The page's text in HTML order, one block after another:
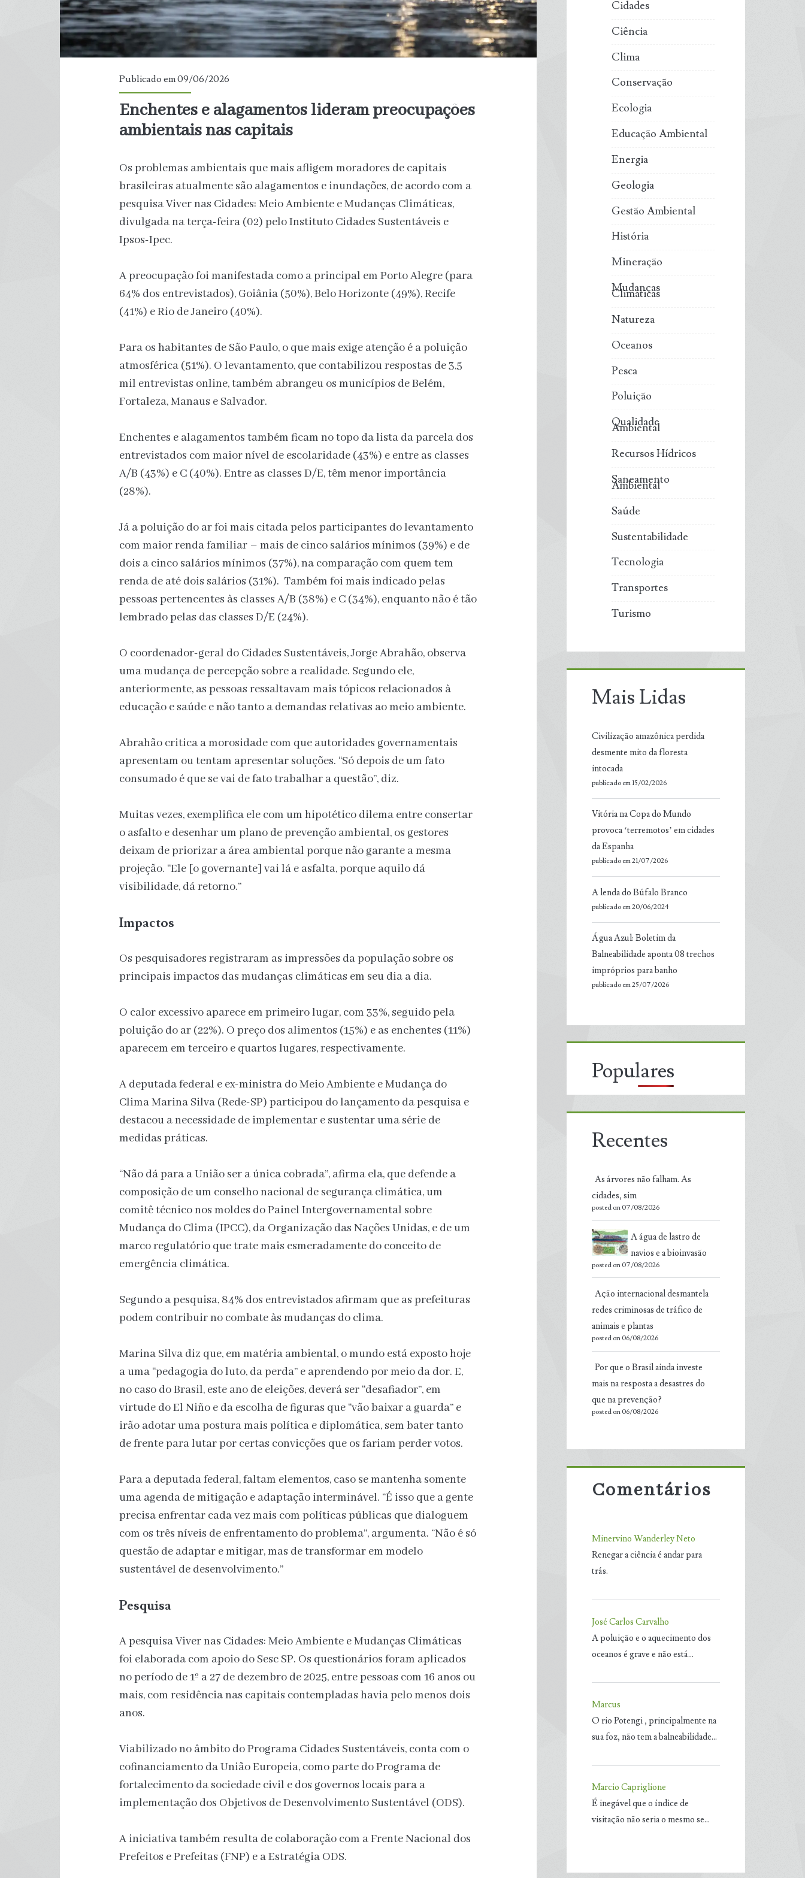
Publicado em 09/06/2026
Enchentes e alagamentos lideram preocupações
ambientais nas capitais
Os problemas ambientais que mais afligem moradores de capitais
brasileiras atualmente são alagamentos e inundações, de acordo com a
pesquisa Viver nas Cidades: Meio Ambiente e Mudanças Climáticas,
divulgada na terça-feira (02) pelo Instituto Cidades Sustentáveis e
Ipsos-Ipec.
A preocupação foi manifestada como a principal em Porto Alegre (para
64% dos entrevistados), Goiânia (50%), Belo Horizonte (49%), Recife
(41%) e Rio de Janeiro (40%).
Para os habitantes de São Paulo, o que mais exige atenção é a poluição
atmosférica (51%). O levantamento, que contabilizou respostas de 3,5
mil entrevistas online, também abrangeu os municípios de Belém,
Fortaleza, Manaus e Salvador.
Enchentes e alagamentos também ficam no topo da lista da parcela dos
entrevistados com maior nível de escolaridade (43%) e entre as classes
A/B (43%) e C (40%). Entre as classes D/E, têm menor importância
(28%).
Já a poluição do ar foi mais citada pelos participantes do levantamento
com maior renda familiar – mais de cinco salários mínimos (39%) e de
dois a cinco salários mínimos (37%), na comparação com quem tem
renda de até dois salários (31%). Também foi mais indicado pelas
pessoas pertencentes às classes A/B (38%) e C (34%), enquanto não é tão
lembrado pelas das classes D/E (24%).
O coordenador-geral do Cidades Sustentáveis, Jorge Abrahão, observa
uma mudança de percepção sobre a realidade. Segundo ele,
anteriormente, as pessoas ressaltavam mais tópicos relacionados à
educação e saúde e não tanto a demandas relativas ao meio ambiente.
Abrahão critica a morosidade com que autoridades governamentais
apresentam ou tentam apresentar soluções. “Só depois de um fato
consumado é que se vai de fato trabalhar a questão”, diz.
Muitas vezes, exemplifica ele com um hipotético dilema entre consertar
o asfalto e desenhar um plano de prevenção ambiental, os gestores
deixam de priorizar a área ambiental porque não garante a mesma
projeção. “Ele [o governante] vai lá e asfalta, porque aquilo dá
visibilidade, dá retorno.”
Impactos
Os pesquisadores registraram as impressões da população sobre os
principais impactos das mudanças climáticas em seu dia a dia.
O calor excessivo aparece em primeiro lugar, com 33%, seguido pela
poluição do ar (22%). O preço dos alimentos (15%) e as enchentes (11%)
aparecem em terceiro e quartos lugares, respectivamente.
A deputada federal e ex-ministra do Meio Ambiente e Mudança do
Clima Marina Silva (Rede-SP) participou do lançamento da pesquisa e
destacou a necessidade de implementar e sustentar uma série de
medidas práticas.
“Não dá para a União ser a única cobrada”, afirma ela, que defende a
composição de um conselho nacional de segurança climática, um
comitê técnico nos moldes do Painel Intergovernamental sobre
Mudança do Clima (IPCC), da Organização das Nações Unidas, e de um
marco regulatório que trate mais esmeradamente do conceito de
emergência climática.
Segundo a pesquisa, 84% dos entrevistados afirmam que as prefeituras
podem contribuir no combate às mudanças do clima.
Marina Silva diz que, em matéria ambiental, o mundo está exposto hoje
a uma “pedagogia do luto, da perda” e aprendendo por meio da dor. E,
no caso do Brasil, este ano de eleições, deverá ser “desafiador”, em
virtude do El Niño e da escolha de figuras que “vão baixar a guarda” e
irão adotar uma postura mais política e diplomática, sem bater tanto
de frente para lutar por certas convicções que os fariam perder votos.
Para a deputada federal, faltam elementos, caso se mantenha somente
uma agenda de mitigação e adaptação interminável. “É isso que a gente
precisa enfrentar cada vez mais com políticas públicas que dialoguem
com os três níveis de enfrentamento do problema”, argumenta. “Não é só
questão de adaptar e mitigar, mas de transformar em modelo
sustentável de desenvolvimento.”
Pesquisa
A pesquisa Viver nas Cidades: Meio Ambiente e Mudanças Climáticas
foi elaborada com apoio do Sesc SP. Os questionários foram aplicados
no período de 1º a 27 de dezembro de 2025, entre pessoas com 16 anos ou
mais, com residência nas capitais contempladas havia pelo menos dois
anos.
Viabilizado no âmbito do Programa Cidades Sustentáveis, conta com o
cofinanciamento da União Europeia, como parte do Programa de
fortalecimento da sociedade civil e dos governos locais para a
implementação dos Objetivos de Desenvolvimento Sustentável (ODS).
A iniciativa também resulta de colaboração com a Frente Nacional dos
Prefeitos e Prefeitas (FNP) e a Estratégia ODS.
Cidades
Ciência
Clima
Conservação
Ecologia
Educação Ambiental
Energia
Geologia
Gestão Ambiental
História
Mineração
Mudanças
Climáticas
Natureza
Oceanos
Pesca
Poluição
Qualidade
Ambiental
Recursos Hídricos
Saneamento
Ambiental
Saúde
Sustentabilidade
Tecnologia
Transportes
Turismo
Mais Lidas
Civilização amazônica perdida
desmente mito da floresta
intocada
publicado em 15/02/2026
Vitória na Copa do Mundo
provoca ‘terremotos’ em cidades
da Espanha
publicado em 21/07/2026
A lenda do Búfalo Branco
publicado em 20/06/2024
Água Azul: Boletim da
Balneabilidade aponta 08 trechos
impróprios para banho
publicado em 25/07/2026
Populares
Recentes
As árvores não falham. As
cidades, sim
posted on 07/08/2026
A água de lastro de
navios e a bioinvasão
posted on 07/08/2026
Ação internacional desmantela
redes criminosas de tráfico de
animais e plantas
posted on 06/08/2026
Por que o Brasil ainda investe
mais na resposta a desastres do
que na prevenção?
posted on 06/08/2026
Comentários
Minervino Wanderley Neto
Renegar a ciência é andar para
trás.
José Carlos Carvalho
A poluição e o aquecimento dos
oceanos é grave e não está…
Marcus
O rio Potengi , principalmente na
sua foz, não tem a balneabilidade…
Marcio Capriglione
É inegável que o índice de
visitação não seria o mesmo se…